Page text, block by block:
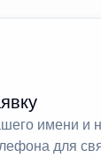
имени и
для